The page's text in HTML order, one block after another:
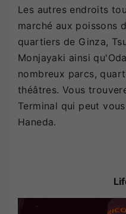
Les autres endroits
marché aux poissons
quartiers de Ginza,
Monjayaki ainsi
nombreux parcs,
théâtres. Vous
Terminal qui peut
Haneda.